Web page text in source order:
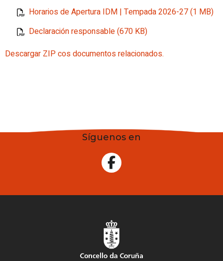
Horarios de Apertura IDM | Tempada 2026-27 (1 MB)
Declaración responsable (670 KB)
Descargar ZIP cos documentos relacionados.
Síguenos en